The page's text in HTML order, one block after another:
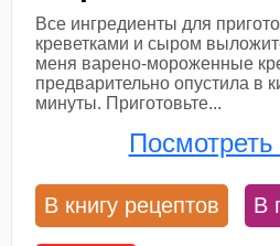
Все ингредиенты для
креветками и сыром
меня варено-мороженные
предварительно опустила в
минуты. Приготовьте...
В книгу рецептов В